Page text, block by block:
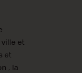
et
et
, la